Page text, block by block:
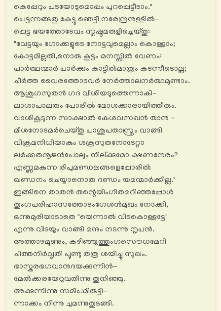
കെപ്പേറും പടയോടുമൊപ്പം പുറപ്പെട്ടീടാം."
പെട്ടന്നങ്ങതു കേട്ടു ഞെട്ടീ നരേന്ദ്രനുള്ളിൽ-
പ്പെട്ട ഭയത്തോടേവം സ്പഷ്ടമരുളിച്ചെയ്തു:
"വേട്ടയും ഗോക്കളുടെ നോട്ടവുമെല്ലാം കൊള്ളാം;
കോട്ടമില്ലതി,നൊരു കൂട്ടം മനസ്സിൽ വേണം:
പാര്‍ത്ഥന്മാർ പാര്‍ക്കും കാട്ടിൽമാത്രം കടന്നീടൊല്ല;
ചീര്‍ത്ത വൈരത്തോടവർ നേര്‍ത്താലനര്‍ത്ഥമുണ്ടാം.
ആശുഗസുതൻ ഗദ വീശിയടുത്തെന്നാകി-
ലാശാപാലരും പോരിൽ മോശക്കാരായിത്തീരും.
വാശികൂടുന്ന സാക്ഷാൽ കേശവസഖൻ താനു -
മീശനോടമർചെയ്തു പാശുപതാസ്ത്രം വാങ്ങി
വിക്രമനിധിയാകും ശക്രസുതനോടേറ്റാ
ലര്‍ക്കതനൂജൻപോലും നില്ക്കുമോ ക്ഷണനേരം?
എണ്ണമകുന്ന രിപുമണ്ഡലങ്ങളെപ്പോരിൽ
ഖണ്ഡനം ചെയ്യാനൊരു ദണ്ഡം യമന്മാർക്കില്ല."
ഇങ്ങിനെ താതൻ തന്റെയിംഗിതമറിഞ്ഞപ്പോൾ
തുംഗപരിഹാസത്തോടംഗേശൻമുഖം നോക്കി,
ഒന്നുമുരിയാടാതെ "യെന്നാൽ വിടകൊള്ളട്ടേ"
എന്നു വിടയും വാങ്ങി മന്ദം നടന്നു നൃപൻ.
അത്താഴമൂണും, കഴിഞ്ഞുത്തുംഗസൌധമേറി
ചിത്തനിർവൃതി പൂണ്ടു തത്ര ശയിച്ചു സുഖം.
ഭാസ്കരഭഗവാനുദയക്കുന്നിൻ-
മേൽക്കരയേറുവതിന്നു തുനിഞ്ഞു.
അക്കുന്നിന്നു സമീപമിരുട്ടി-
ന്നാക്കം നിന്നു ചുമന്നുതുടങ്ങി.